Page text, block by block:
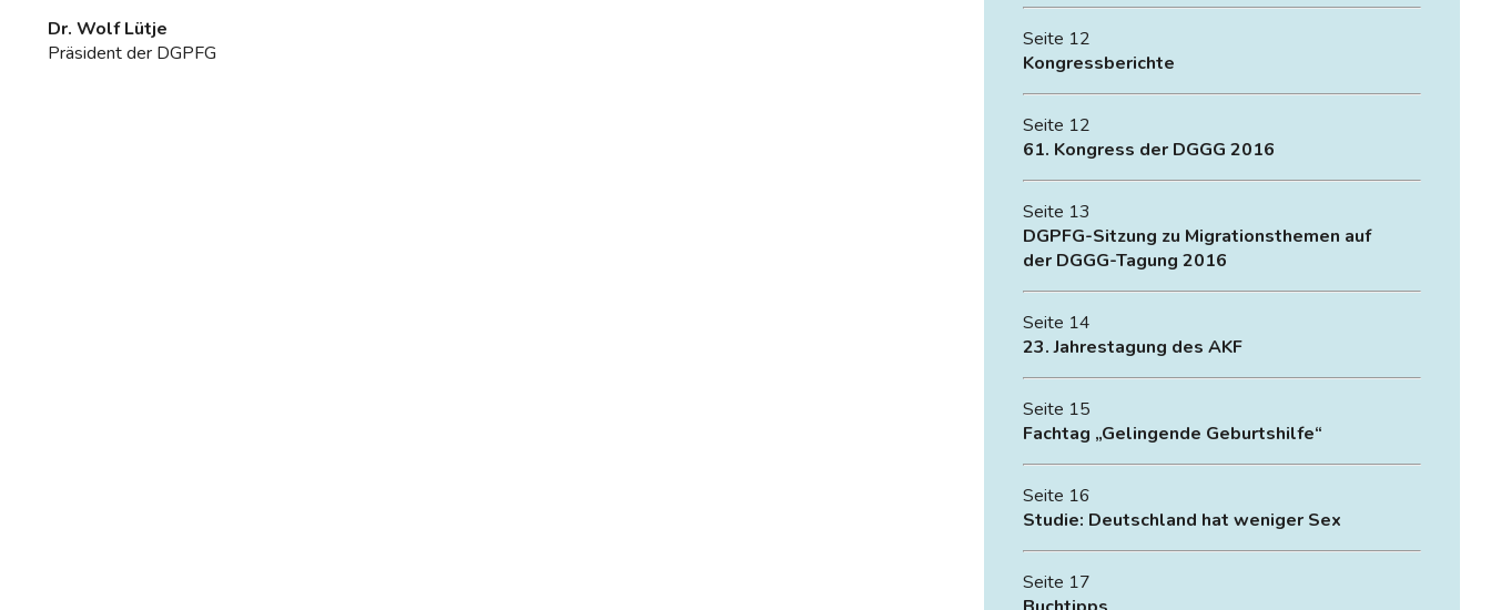
Dr. Wolf Lütje
Präsident der DGPFG
Seite 12
Kongressberichte
Seite 12
61. Kongress der DGGG 2016
Seite 13
DGPFG-Sitzung zu Migrationsthemen auf
der DGGG-Tagung 2016
Seite 14
23. Jahrestagung des AKF
Seite 15
Fachtag „Gelingende Geburtshilfe“
Seite 16
Studie: Deutschland hat weniger Sex
Seite 17